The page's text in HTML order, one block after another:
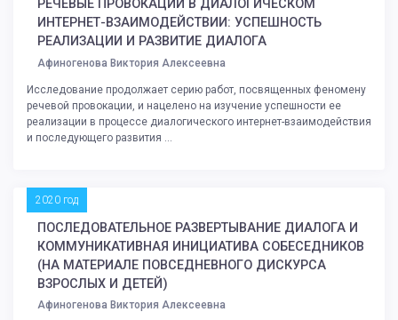
РЕЧЕВЫЕ ПРОВОКАЦИИ В ДИАЛОГИЧЕСКОМ
ИНТЕРНЕТ-ВЗАИМОДЕЙСТВИИ: УСПЕШНОСТЬ
РЕАЛИЗАЦИИ И РАЗВИТИЕ ДИАЛОГА
Афиногенова Виктория Алексеевна
Исследование продолжает серию работ, посвященных феномену
речевой провокации, и нацелено на изучение успешности ее
реализации в процессе диалогического интернет-взаимодействия
и последующего развития ...
2020 год
ПОСЛЕДОВАТЕЛЬНОЕ РАЗВЕРТЫВАНИЕ ДИАЛОГА И
КОММУНИКАТИВНАЯ ИНИЦИАТИВА СОБЕСЕДНИКОВ
(НА МАТЕРИАЛЕ ПОВСЕДНЕВНОГО ДИСКУРСА
ВЗРОСЛЫХ И ДЕТЕЙ)
Афиногенова Виктория Алексеевна